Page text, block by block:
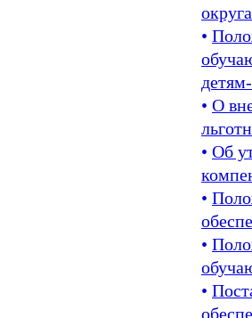
•
• О
• Об
•
•
•